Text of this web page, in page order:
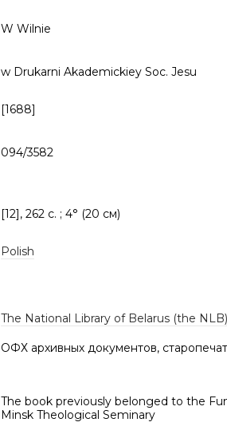
W Wilnie
w Drukarni Akademickiey Soc. Jesu
[1688]
094/3582
[12], 262 c. ; 4° (20 см)
Polish
The National Library of Belarus (the NLB)
ОФХ архивных документов,
The book previously belonged to the
Minsk Theological Seminary